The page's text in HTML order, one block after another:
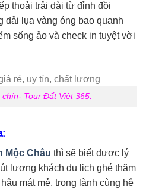
thoải trải dài từ đỉnh đồi
dải lụa vàng óng bao quanh
sống ảo và check in tuyệt vời
Tour Đất Việt 365.
Mộc Châu thì sẽ biết được lý
lượng khách du lịch ghé thăm
mát mẻ, trong lành cùng hệ